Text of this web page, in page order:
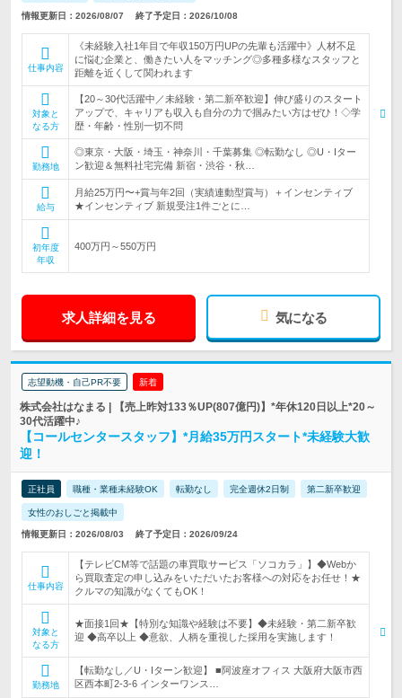
情報更新日：2026/08/07 終了予定日：2026/10/08
仕事内容
《未経験入社1年目で年収150万円UPの先輩も活躍中》人材不足
に悩む企業と、働きたい人をマッチング◎多種多様なスタッフと
距離を近くして関われます
対象と
なる方
【20～30代活躍中／未経験・第二新卒歓迎】伸び盛りのスタート
アップで、キャリアも収入も自分の力で掴みたい方はぜひ！◇学
歴・年齢・性別一切不問
勤務地
◎東京・大阪・埼玉・神奈川・千葉募集 ◎転勤なし ◎U・Iター
ン歓迎＆無料社宅完備 新宿・渋谷・秋…
給与
月給25万円〜+賞与年2回（実績連動型賞与）＋インセンティブ
★インセンティブ 新規受注1件ごとに…
初年度
年収
400万円～550万円
求人詳細を見る 気になる
志望動機・自己PR不要 新着
株式会社はなまる | 【売上昨対133％UP(807億円)】*年休120日以上*20～
30代活躍中♪
【コールセンタースタッフ】*月給35万円スタート*未経験大歓
迎！
正社員 職種・業種未経験OK 転勤なし 完全週休2日制 第二新卒歓迎
女性のおしごと掲載中
情報更新日：2026/08/03 終了予定日：2026/09/24
仕事内容
【テレビCM等で話題の車買取サービス「ソコカラ」】◆Webか
ら買取査定の申し込みをいただいたお客様への対応をお任せ！★
クルマの知識がなくてもOK！
対象と
なる方
★面接1回★【特別な知識や経験は不要】◆未経験・第二新卒歓
迎 ◆高卒以上 ◆意欲、人柄を重視した採用を実施します！
勤務地
【転勤なし／U・Iターン歓迎】 ■阿波座オフィス 大阪府大阪市西
区西本町2-3-6 インターワンス…